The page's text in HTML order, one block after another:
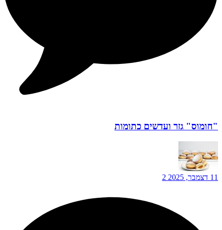
"חומוס" גזר ועדשים כתומות
11 דצמבר, 2025 2